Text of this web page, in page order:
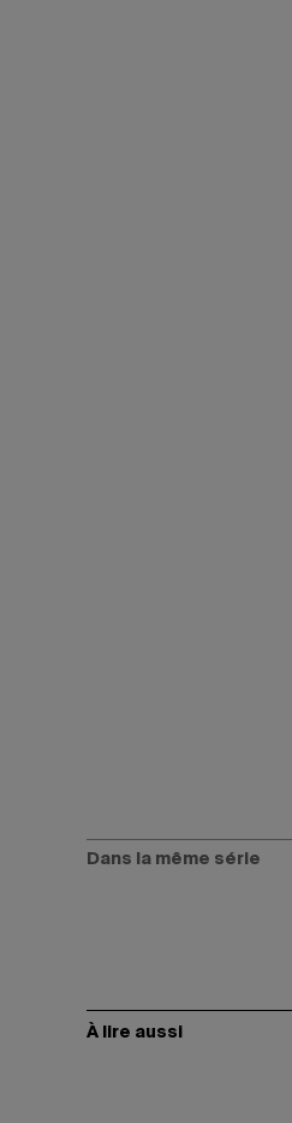
Dans la même série
À lire aussi